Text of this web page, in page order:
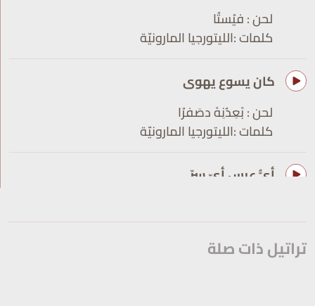
لحن : فيُستُا
كلمات :الليتورجيا المارونيّة
كان يسوع يهوى
لحن : بْعِدُنِهْ دصَفرُا
كلمات :الليتورجيا المارونيّة
أيُّ عرس أيّ سرّ
تراتيل ذات صلة